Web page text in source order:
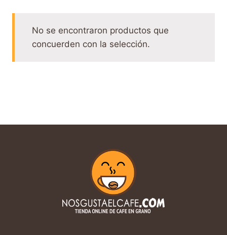
No se encontraron productos que
concuerden con la selección.